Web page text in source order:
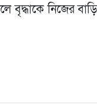
বৃদ্ধাকে নিজের